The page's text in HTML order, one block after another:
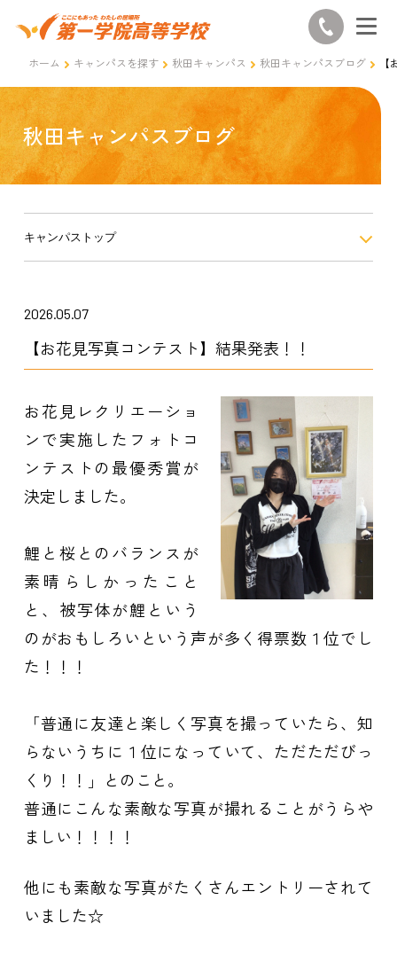
ホーム キャンパスを探す 秋田キャンパス 秋田キャンパスブログ
秋田キャンパスブログ
キャンパストップ
2026.05.07
【お花見写真コンテスト】結果発表！！
お花見レクリエーショ
ンで実施したフォトコ
ンテストの最優秀賞が
決定しました。
鯉と桜とのバランスが
素晴らしかったこと
と、被写体が鯉という
のがおもしろいという声が多く得票数１位でし
た！！！
「普通に友達と楽しく写真を撮っていたら、知
らないうちに１位になっていて、 ただただびっ
くり！！」とのこと。
普通にこんな素敵な写真が撮れることがうらや
ましい！！！！
他にも素敵な写真がたくさんエントリーされて
いました☆